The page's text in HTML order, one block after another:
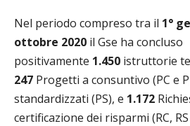
Nel periodo compreso tra il 1°
ottobre 2020 il Gse ha concluso
positivamente 1.450 istruttorie
247 Progetti a consuntivo (PC e
standardizzati (PS), e 1.172
certificazione dei risparmi (RC,